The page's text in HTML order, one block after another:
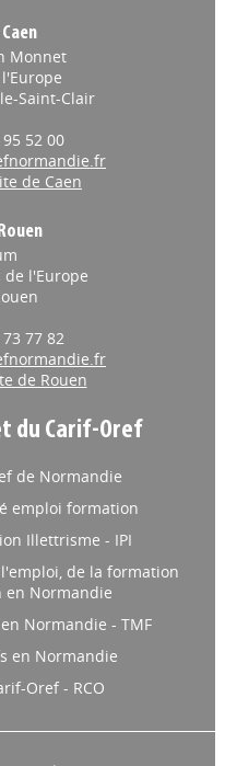
Monnet
Saint-Clair
52 00
de Caen
de l'Europe
77 82
de Rouen
du Carif-Oref
de Normandie
emploi formation
Illettrisme - IPI
de la formation
Normandie
Normandie - TMF
en Normandie
Oref - RCO